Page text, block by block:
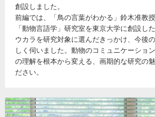
創設しました。
前編では、「鳥の言葉がわかる」鈴木准教
「動物言語学」研究室を東京大学に創設し
ウカラを研究対象に選んだきっかけ、今後
しく伺いました。動物のコミュニケーショ
の理解を根本から変える、画期的な研究の
ださい。